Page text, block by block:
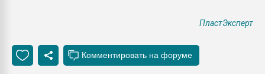
ПластЭксперт